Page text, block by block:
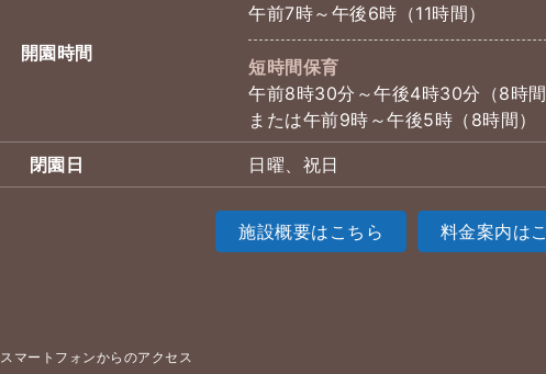
開園時間
午前7時～午後6時（11時間）
短時間保育
午前8時30分～午後4時30分（8時間
または午前9時～午後5時（8時間）
閉園日 日曜、祝日
施設概要はこちら 料金案内は
スマートフォンからのアクセス